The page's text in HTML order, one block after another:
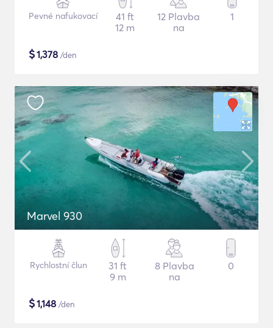
Pevné nafukovací
41 ft
12 m
12 Plavba
na
1
$1,378 /den
Marvel 930
Rychlostní člun
31 ft
9 m
8 Plavba
na
0
$1,148 /den